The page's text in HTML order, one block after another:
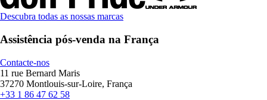
Descubra todas as nossas marcas
Assistência pós-venda na França
Contacte-nos
11 rue Bernard Maris
37270 Montlouis-sur-Loire, França
+33 1 86 47 62 58